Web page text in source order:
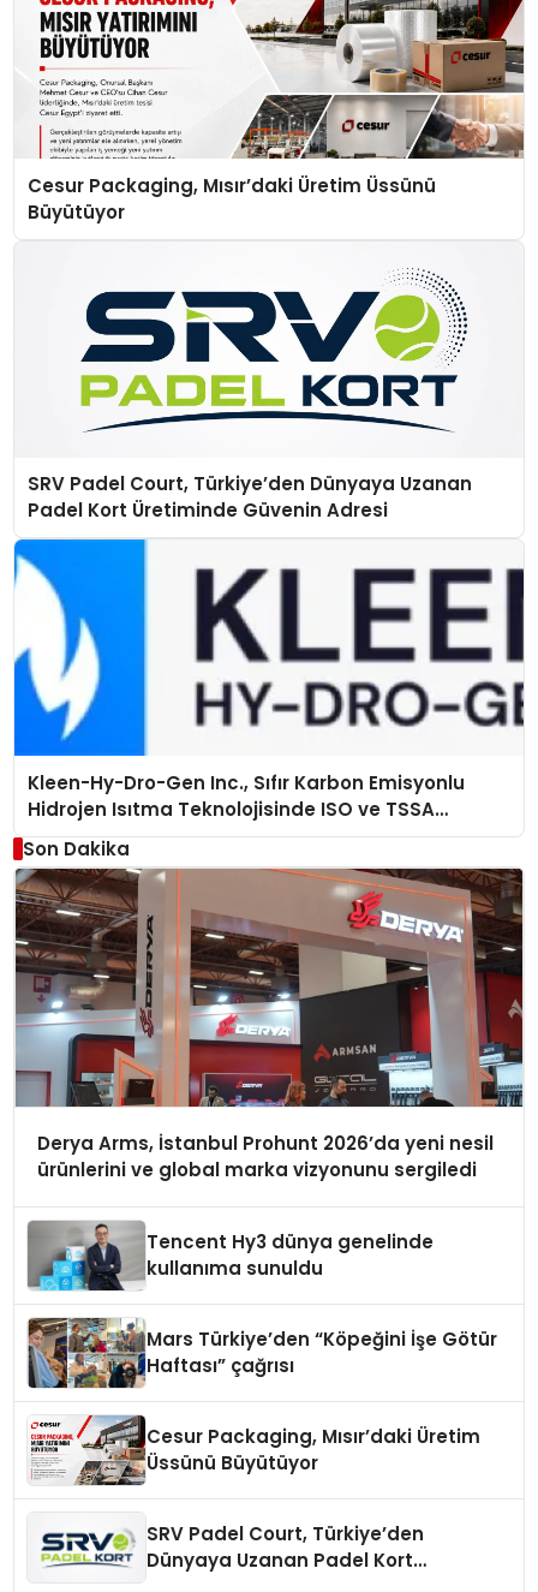
Cesur Packaging, Mısır’daki Üretim Üssünü
Büyütüyor
SRV Padel Court, Türkiye’den Dünyaya Uzanan
Padel Kort Üretiminde Güvenin Adresi
Kleen-Hy-Dro-Gen Inc., Sıfır Karbon Emisyonlu
Hidrojen Isıtma Teknolojisinde ISO ve TSSA
Düzenleyici Onaylarını Aldı
Son Dakika
Derya Arms, İstanbul Prohunt 2026’da yeni nesil
ürünlerini ve global marka vizyonunu sergiledi
Tencent Hy3 dünya genelinde
kullanıma sunuldu
Mars Türkiye’den “Köpeğini İşe Götür
Haftası” çağrısı
Cesur Packaging, Mısır’daki Üretim
Üssünü Büyütüyor
SRV Padel Court, Türkiye’den
Dünyaya Uzanan Padel Kort